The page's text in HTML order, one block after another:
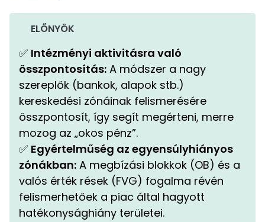
ELŐNYÖK
✅ Intézményi aktivitásra való
összpontosítás: A módszer a nagy
szereplők (bankok, alapok stb.)
kereskedési zónáinak felismerésére
összpontosít, így segít megérteni, merre
mozog az „okos pénz”.
✅ Egyértelműség az egyensúlyhiányos
zónákban: A megbízási blokkok (OB) és a
valós érték rések (FVG) fogalma révén
felismerhetőek a piac által hagyott
hatékonysághiány területei.